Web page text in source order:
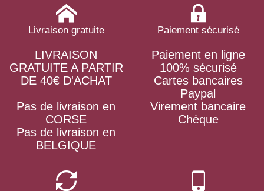
Livraison gratuite
LIVRAISON
GRATUITE A PARTIR
DE 40€ D'ACHAT
Pas de livraison en
CORSE
Pas de livraison en
BELGIQUE
Paiement sécurisé
Paiement en ligne
100% sécurisé
Cartes bancaires
Paypal
Virement bancaire
Chèque